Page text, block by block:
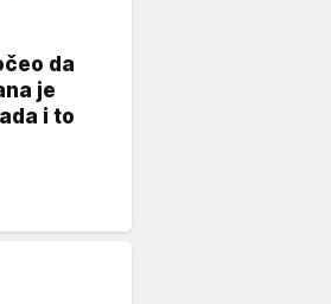
da
je
i to